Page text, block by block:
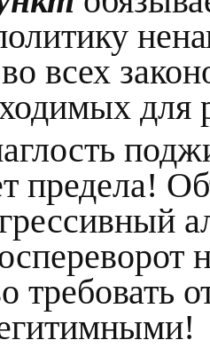
всех
для
предела!
требовать